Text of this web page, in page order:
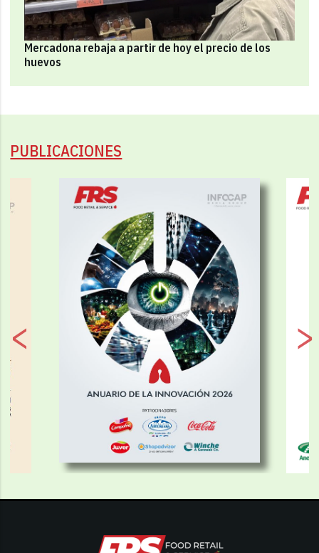
Mercadona rebaja a partir de hoy el precio de los
huevos
PUBLICACIONES